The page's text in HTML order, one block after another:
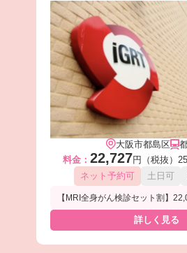
大阪市都島区
料金： 22,727円（税抜）
ネット予約可
土日可
【MRI全身がん検診セット割】
詳しく見る